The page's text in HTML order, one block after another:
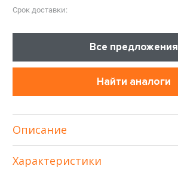
Срок доставки:
Все предложения
Найти аналоги
Описание
Характеристики